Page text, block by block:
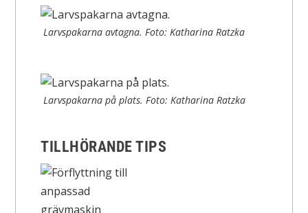
Larvspakarna avtagna. Foto: Katharina Ratzka
Larvspakarna på plats. Foto: Katharina Ratzka
TILLHÖRANDE TIPS